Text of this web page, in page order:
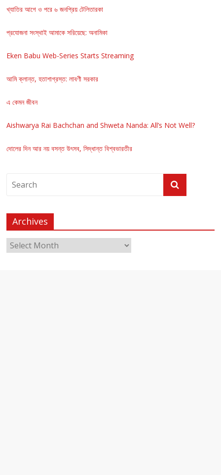
খ্যাতির আগে ও পরে ৬ জনপ্রিয় টেলিতারকা
প্রযোজনা সংস্থাই আমাকে সরিয়েছে: অনামিকা
Eken Babu Web-Series Starts Streaming
আমি ক্লান্ত, হতাশাগ্রস্ত: লাবণী সরকার
এ কেমন জীবন
Aishwarya Rai Bachchan and Shweta Nanda: All’s Not Well?
দোলের দিন আর নয় বসন্ত উৎসব, সিদ্ধান্ত বিশ্বভারতীর
Archives